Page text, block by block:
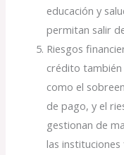
educación y
permitan salir
Riesgos
crédito
como el
de pago, y el
gestionan de
las